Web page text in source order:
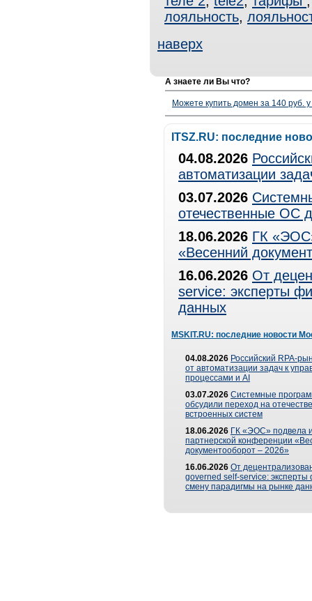
лояльность,
наверх
А знаете ли Вы что?
Можете купить домен за 140 руб.
ITSZ.RU: последние
04.08.2026
автоматизации
03.07.2026
отечественные ОС
18.06.2026 ГК
«Весенний
16.06.2026 От
service: эксперты
данных
MSKIT.RU: последние новости
04.08.2026 Российский RPA-
от автоматизации задач к
процессами и AI
03.07.2026 Системные
обсудили переход на
встроенных систем
18.06.2026 ГК «ЭОС» подвела
партнерской конференции
документооборот – 2026»
16.06.2026 От
governed self-service: эксперты
смену парадигмы на рынке